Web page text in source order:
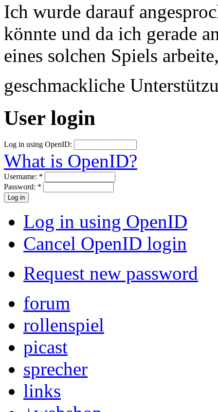
Ich wurde darauf
könnte und da ich gerade
eines solchen Spiels
geschmackliche
User login
Log in using OpenID:
What is OpenID?
Username: *
Password: *
Log in using OpenID
Cancel OpenID login
Request new password
forum
rollenspiel
picast
sprecher
links